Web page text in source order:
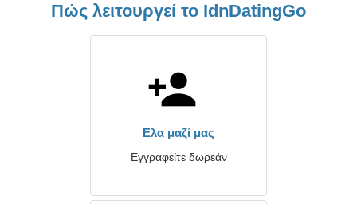
Πώς λειτουργεί το IdnDatingGo
Ελα μαζί μας
Εγγραφείτε δωρεάν